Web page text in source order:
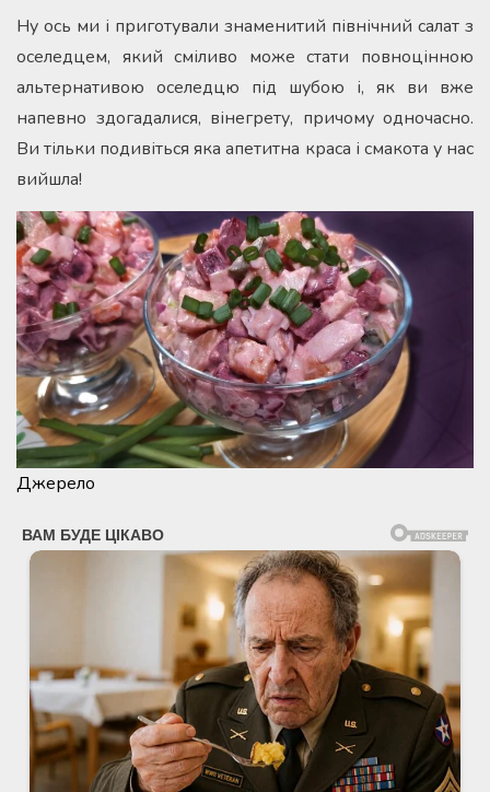
Ну ось ми і приготували знаменитий північний салат з
оселедцем, який сміливо може стати повноцінною
альтернативою оселедцю під шубою і, як ви вже
напевно здогадалися, вінегрету, причому одночасно.
Ви тільки подивіться яка апетитна краса і смакота у нас
вийшла!
Джерело